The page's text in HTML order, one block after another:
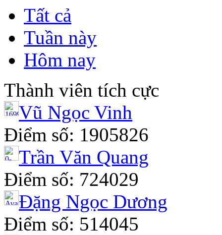
Tất cả
Tuần này
Hôm nay
Thành viên tích cực
Vũ Ngọc Vinh
Điểm số: 1905826
Trần Văn Quang
Điểm số: 724029
Đặng Ngọc Dương
Điểm số: 514045